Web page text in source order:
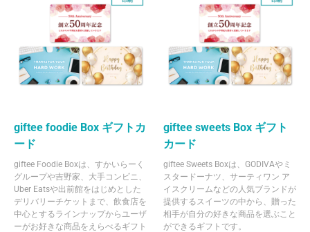
giftee foodie Box ギフトカ
ード
giftee Foodie Boxは、すかいらーく
グループや吉野家、大手コンビニ、
Uber Eatsや出前館をはじめとした
デリバリーチケットまで、飲食店を
中心とするラインナップからユーザ
ーがお好きな商品をえらべるギフト
giftee sweets Box ギフト
カード
giftee Sweets Boxは、GODIVAやミ
スタードーナツ、サーティワン ア
イスクリームなどの人気ブランドが
提供するスイーツの中から、贈った
相手が自分の好きな商品を選ぶこと
ができるギフトです。